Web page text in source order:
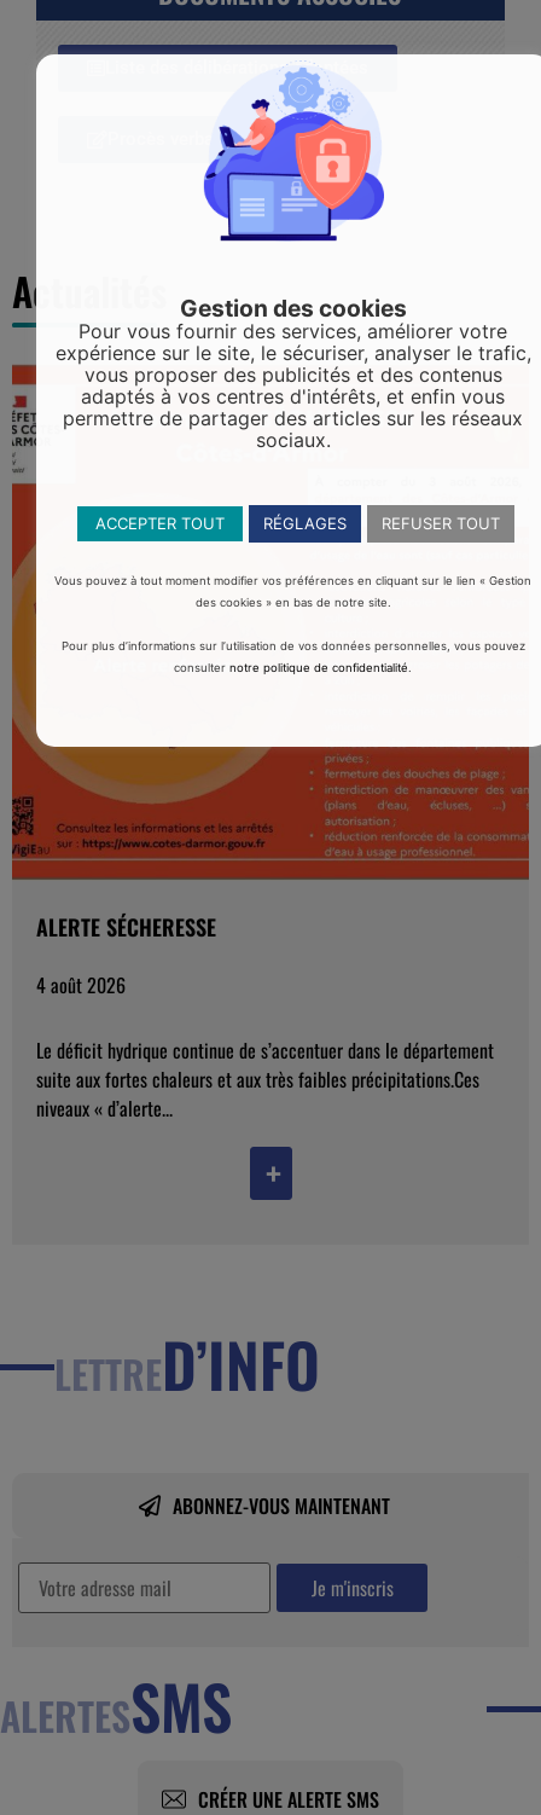
Liste des délibérations adoptées
Actualités
ALERTE SÉCHERESSE
4 août 2026
Le déficit hydrique continue de s’accentuer dans le département
suite aux fortes chaleurs et aux très faibles précipitations.Ces
niveaux « d’alerte...
+
LETTRED’INFO
ABONNEZ-VOUS MAINTENANT
ALERTESSMS
CRÉER UNE ALERTE SMS
Gestion des cookies
Pour vous fournir des services, améliorer votre
expérience sur le site, le sécuriser, analyser le trafic,
vous proposer des publicités et des contenus
adaptés à vos centres d'intérêts, et enfin vous
permettre de partager des articles sur les réseaux
sociaux.
ACCEPTER TOUT RÉGLAGES REFUSER TOUT
Vous pouvez à tout moment modifier vos préférences en cliquant sur le lien « Gestion
des cookies » en bas de notre site.
Pour plus d’informations sur l’utilisation de vos données personnelles, vous pouvez
consulternotre politique de confidentialité.